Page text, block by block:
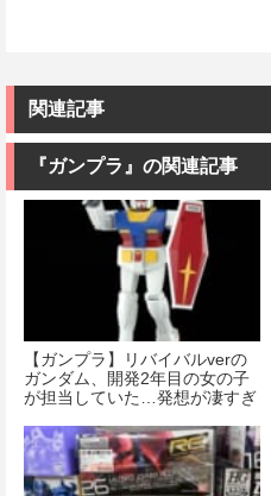
関連記事
『ガンプラ』の関連記事
【ガンプラ】リバイバルverの
ガンダム、開発2年目の女の子
が担当していた…発想が凄すぎ